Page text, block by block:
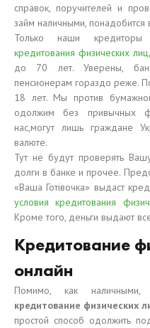
справок, поручителей и
займ наличными, понадобится
Только наши
кредитования физических лиц,
до 70 лет. Уверены,
пенсионерам гораздо реже.
18 лет. Мы против
одолжим без привычных
нас,могут лишь граждане
валюте.
Тут не будут проверять
долги в банке и прочее.
«Ваша Готівочка» выдаст
условия кредитования
Кроме того, деньги выдают
Кредитование
онлайн
Помимо, как наличными,
кредитование физических
простой способ одолжить